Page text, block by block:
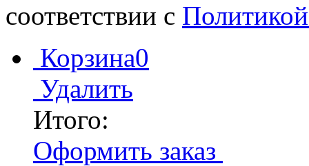
соответствии с
Корзина0
Удалить
Итого:
Оформить заказ